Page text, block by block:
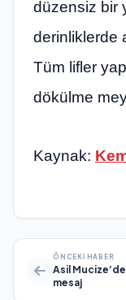
düzensiz bir
derinliklerde
Tüm lifler
dökülme
Kaynak:
ÖNCEKI HABER
Asil
mesaj